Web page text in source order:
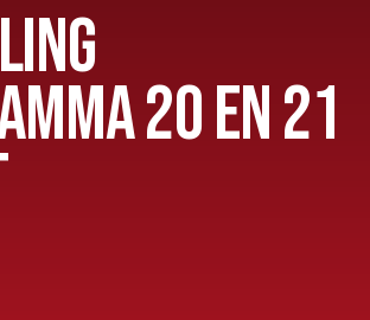
20 EN 21